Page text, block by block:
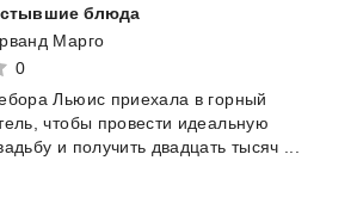
блюда
Марго
0
Льюис приехала в горный
чтобы провести идеальную
и получить двадцать тысяч ...